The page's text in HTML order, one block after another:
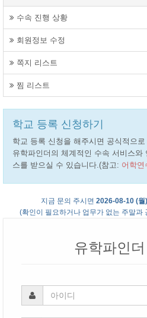
수속 진행 상황
회원정보 수정
쪽지 리스트
찜 리스트
학교 등록 신청하기
학교 등록 신청을 해주시면 공식적으
유학파인더의 체계적인 수속 서비스와
스를 받으실 수 있습니다.(참고: 어학
지금 문의 주시면 2026-08-10 (
(확인이 필요하거나 업무가 없는 주말과
유학파인